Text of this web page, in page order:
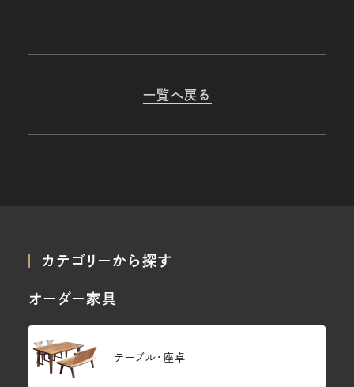
一覧へ戻る
カテゴリーから探す
オーダー家具
テーブル・座卓